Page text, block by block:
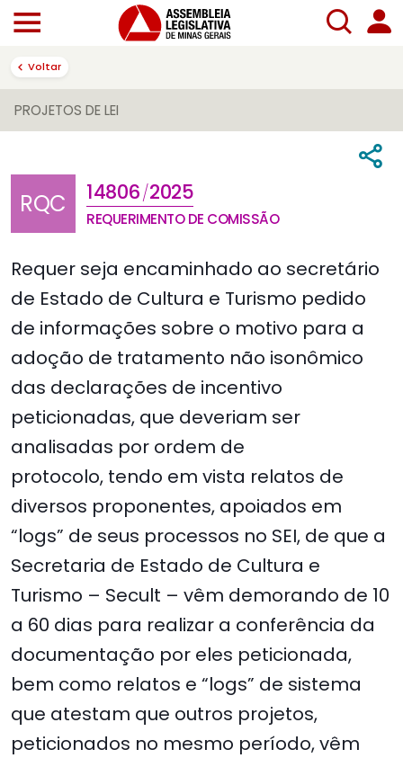
Voltar
PROJETOS DE LEI
RQC 14806/2025
REQUERIMENTO DE COMISSÃO
Requer seja encaminhado ao secretário
de Estado de Cultura e Turismo pedido
de informações sobre o motivo para a
adoção de tratamento não isonômico
das declarações de incentivo
peticionadas, que deveriam ser
analisadas por ordem de
protocolo, tendo em vista relatos de
diversos proponentes, apoiados em
“logs” de seus processos no SEI, de que a
Secretaria de Estado de Cultura e
Turismo – Secult – vêm demorando de 10
a 60 dias para realizar a conferência da
documentação por eles peticionada,
bem como relatos e “logs” de sistema
que atestam que outros projetos,
peticionados no mesmo período, vêm